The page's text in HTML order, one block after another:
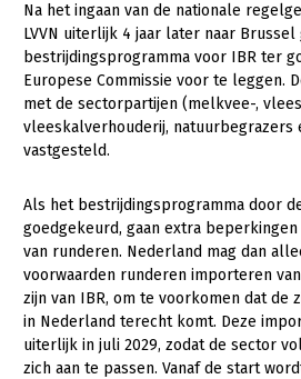
Na het ingaan van de nationale
LVVN uiterlijk 4 jaar later naar Brussel
bestrijdingsprogramma voor IBR ter
Europese Commissie voor te leggen.
met de sectorpartijen (melkvee-,
vleeskalverhouderij, natuurbegrazers
vastgesteld.
Als het bestrijdingsprogramma door
goedgekeurd, gaan extra
van runderen. Nederland mag dan
voorwaarden runderen importeren
zijn van IBR, om te voorkomen dat de
in Nederland terecht komt. Deze
uiterlijk in juli 2029, zodat de sector
zich aan te passen. Vanaf de start